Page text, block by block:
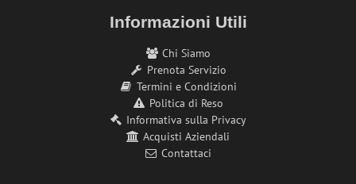
Informazioni Utili
Chi Siamo
Prenota Servizio
Termini e Condizioni
Politica di Reso
Informativa sulla Privacy
Acquisti Aziendali
Contattaci